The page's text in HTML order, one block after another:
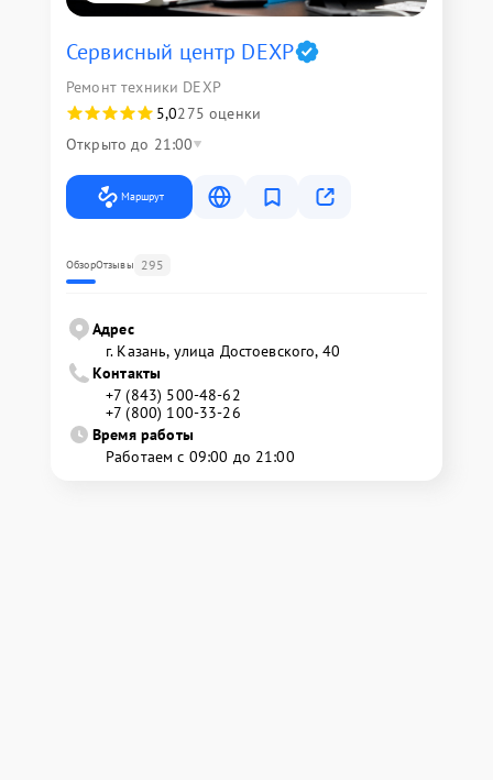
Сервисный центр DEXP
Ремонт техники DEXP
5,0275 оценки
Открыто до 21:00
Маршрут
ОбзорОтзывы 295
Адрес
г. Казань, улица Достоевского, 40
Контакты
+7 (843) 500-48-62
+7 (800) 100-33-26
Время работы
Работаем с 09:00 до 21:00